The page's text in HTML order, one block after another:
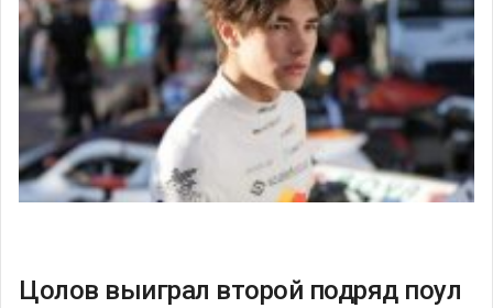
Цолов выиграл второй подряд поул